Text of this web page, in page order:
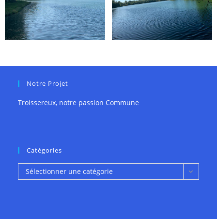
Notre Projet
Troissereux, notre passion Commune
Catégories
Catégories
Sélectionner une catégorie